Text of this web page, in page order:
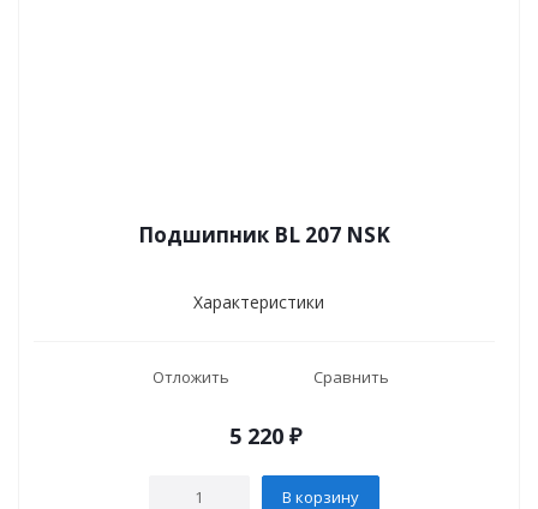
Подшипник BL 207 NSK
Характеристики
Отложить Сравнить
5 220₽
В корзину